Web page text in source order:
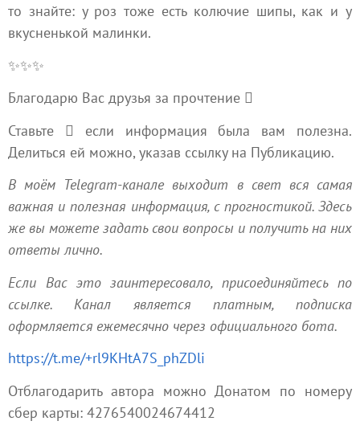
то знайте: у роз тоже есть колючие шипы, как и у
вкусненькой малинки.
✨✨✨
Благодарю Вас друзья за прочтение 
Ставьте  если информация была вам полезна.
Делиться ей можно, указав ссылку на Публикацию.
В моём Telegram-канале выходит в свет вся самая
важная и полезная информация, с прогностикой. Здесь
же вы можете задать свои вопросы и получить на них
ответы лично.
Если Вас это заинтересовало, присоединяйтесь по
ссылке. Канал является платным, подписка
оформляется ежемесячно через официального бота.
https://t.me/+rl9KHtA7S_phZDli
Отблагодарить автора можно Донатом по номеру
сбер карты: 4276540024674412